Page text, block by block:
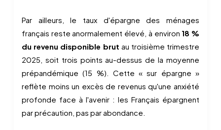
Par ailleurs, le taux d'épargne des ménages
français reste anormalement élevé, à environ 18 %
du revenu disponible brut au troisième trimestre
2025, soit trois points au-dessus de la moyenne
prépandémique (15 %). Cette « sur épargne »
reflète moins un excès de revenus qu'une anxiété
profonde face à l'avenir : les Français épargnent
par précaution, pas par abondance.